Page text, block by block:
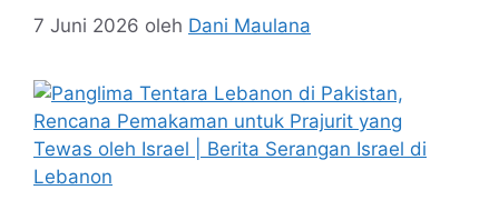
7 Juni 2026 oleh Dani Maulana